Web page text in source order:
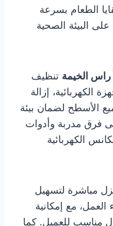
الطعام بسرعة
البيئة الصحية
راس الخيمة تنظيف
الكهربائية، إزالة
الأسطح لضمان بيئة
فرق مدربة وأدوات
الكهربائية
مباشرة لتسهيل
العمل، مع إمكانية
مناسب للعميل. كما